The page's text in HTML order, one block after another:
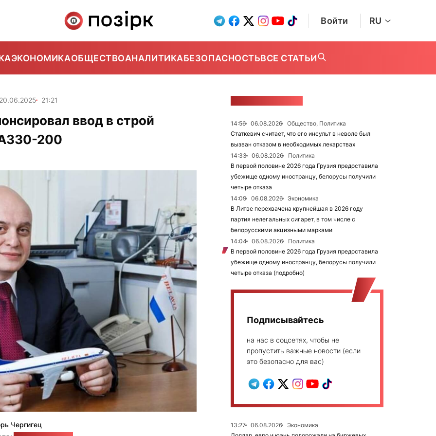
Войти RU
ЭКОНОМИКАОБЩЕСТВОАНАЛИТИКАБЕЗОПАСНОСТЬВСЕ СТАТЬИ
21:21
ввод в строй
200
Чергигец
14:56 06.08.2026
Общество, Политика
Статкевич считает, что его инсульт в неволе был
вызван отказом в необходимых лекарствах
14:33
06.08.2026
Политика
В первой половине 2026 года Грузия предоставила
убежище одному иностранцу, белорусы получили
четыре отказа
14:09
06.08.2026
Экономика
В Литве перехвачена крупнейшая в 2026 году
партия нелегальных сигарет, в том числе с
белорусскими акцизными марками
14:04
06.08.2026
Политика
В первой половине 2026 года Грузия предоставила
убежище одному иностранцу, белорусы получили
четыре отказа (подробно)
Подписывайтесь
на нас в соцсетях, чтобы не
пропустить важные новости (если
это безопасно для вас)
13:27 06.08.2026
Экономика